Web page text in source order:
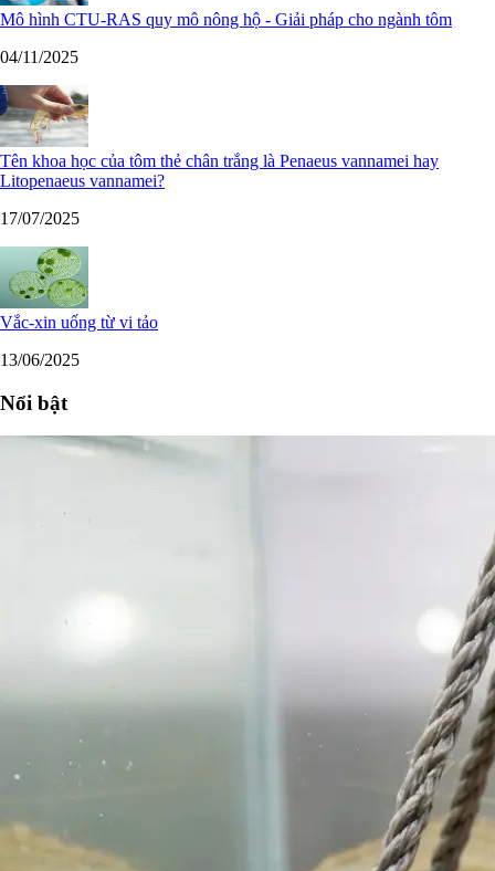
Mô hình CTU-RAS quy mô nông hộ - Giải pháp cho ngành tôm
04/11/2025
Tên khoa học của tôm thẻ chân trắng là Penaeus vannamei hay
Litopenaeus vannamei?
17/07/2025
Vắc-xin uống từ vi tảo
13/06/2025
Nổi bật